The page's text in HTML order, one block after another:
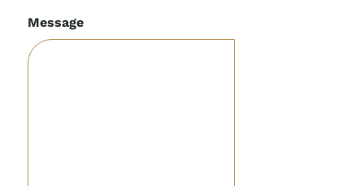
Message